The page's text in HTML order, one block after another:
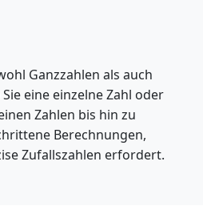
Ganzzahlen als auch
eine einzelne Zahl oder
Zahlen bis hin zu
Berechnungen,
Zufallszahlen erfordert.